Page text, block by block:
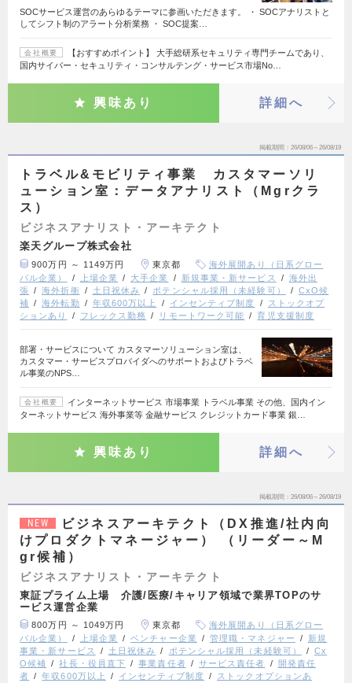
SOCサービス運営のあらゆるテーマに参画いただきます。 ・ SOCアナリストと
してシフト制のアラート分析業務 ・ SOC提案…
会社概要
【おすすめポイント】 大手総研系セキュリティ専門チームであり、
国内サイバー・セキュリティ・コンサルテング・サービス市場No…
興味あり 詳細へ
掲載期間 26/08/06～26/08/19
トラベル&モビリティ事業 カスタマーソリ
ューション室：データアナリスト（Mgrクラ
ス）
ビジネスアナリスト・アーキテクト
楽天グループ株式会社
900万円 ～ 1149万円 東京都
海外展開あり（日系グロー
バル企業）
上場企業 大手企業 新規事業・新サービス
海外出
張
海外折衝 土日祝休み ポテンシャル採用（未経験可）
CxO候
補
海外転勤 年収600万以上 インセンティブ制度
ストックオプ
ションあり
フレックス勤務 リモートワーク可能 育児支援制度
部署・サービスについて カスタマーソリューション室は、
カスタマー・サービスプロバイダへのサポートおよびトラベ
ル事業のNPS…
会社概要
インターネットサービス 市場事業 トラベル事業 その他、国内イン
ターネットサービス 海外事業等 金融サービス クレジットカード事業 銀…
興味あり 詳細へ
掲載期間 26/08/06～26/08/19
NEW
ビジネスアーキテクト（DX推進/社内向
けプロダクトマネージャー） （リーダー～M
gr候補）
ビジネスアナリスト・アーキテクト
東証プライム上場 介護/医療/キャリア領域で業界TOPのサ
ービス運営企業
800万円 ～ 1049万円 東京都
海外展開あり（日系グロー
バル企業）
上場企業 ベンチャー企業 管理職・マネジャー
新規
事業・新サービス
土日祝休み ポテンシャル採用（未経験可）
Cx
O候補
社長・役員直下 事業責任者 サービス責任者
開発責任
者
年収600万以上 インセンティブ制度
ストックオプションあ